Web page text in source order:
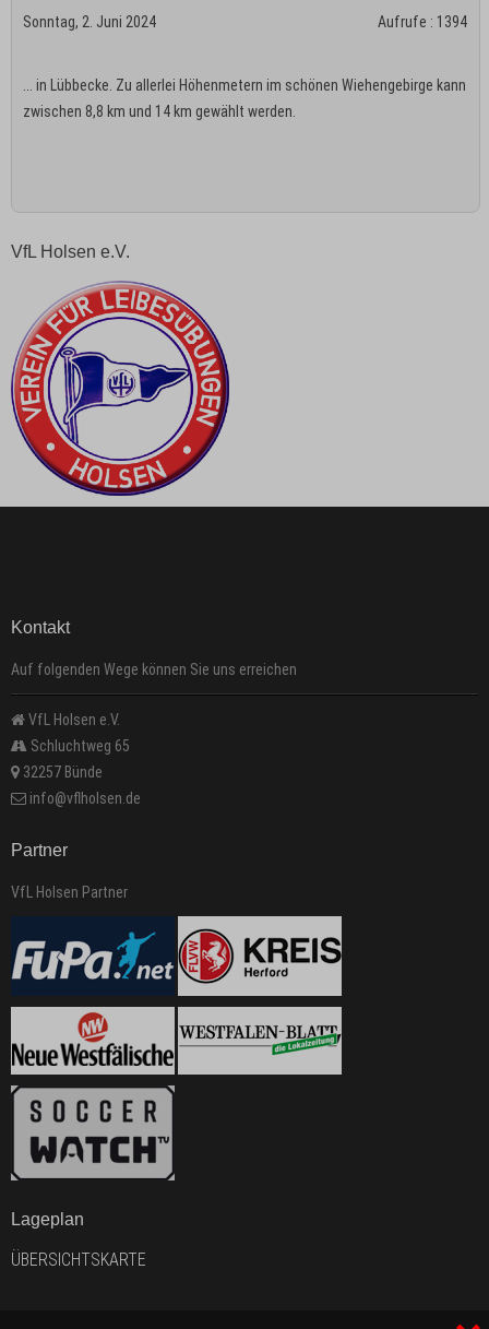
Sonntag, 2. Juni 2024 Aufrufe : 1394
... in Lübbecke. Zu allerlei Höhenmetern im schönen Wiehengebirge kann
zwischen 8,8 km und 14 km gewählt werden.
VfL Holsen e.V.
Kontakt
Auf folgenden Wege können Sie uns erreichen
VfL Holsen e.V.
Schluchtweg 65
32257 Bünde
info@vflholsen.de
Partner
VfL Holsen Partner
Lageplan
ÜBERSICHTSKARTE